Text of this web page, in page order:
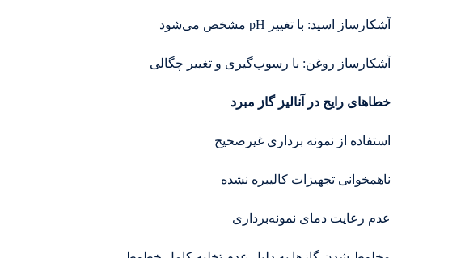
آشکارساز اسید: با تغییر pH مشخص می‌شود
آشکارساز روغن: با رسوب‌گیری و تغییر چگالی
خطاهای رایج در آنالیز گاز مبرد
استفاده از نمونه‌ برداری غیرصحیح
ناهمخوانی تجهیزات کالیبره نشده
عدم رعایت دمای نمونه‌برداری